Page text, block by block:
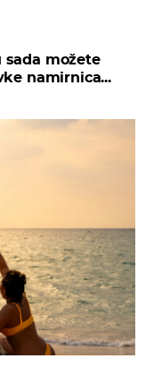
sada možete
namirnica...